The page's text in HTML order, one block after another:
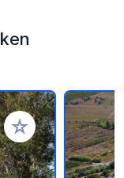
Zu Ihren Favoriten